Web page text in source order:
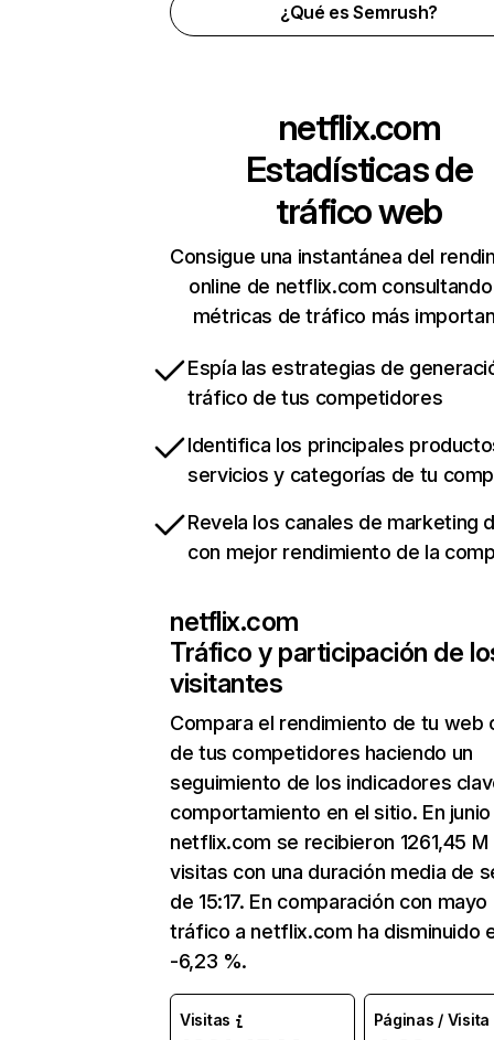
¿Qué es Semrush?
netflix.com
Estadísticas de
tráfico web
Consigue una instantánea del
online de netflix.com
métricas de tráfico más
Espía las estrategias de
tráfico de tus competidores
Identifica los principales
servicios y categorías de tu
Revela los canales de marketing
con mejor rendimiento de la
netflix.com
Tráfico y participación de
visitantes
Compara el rendimiento de tu web
de tus competidores haciendo un
seguimiento de los indicadores
comportamiento en el sitio. En junio
netflix.com se recibieron 1261,45 M
visitas con una duración media de
de 15:17. En comparación con mayo
tráfico a netflix.com ha disminuido
-6,23 %.
Visitas Páginas / Visita